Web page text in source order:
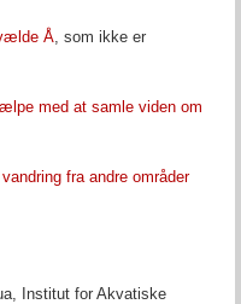
Å , som ikke er
med at samle viden om
fra andre områder
Institut for Akvatiske